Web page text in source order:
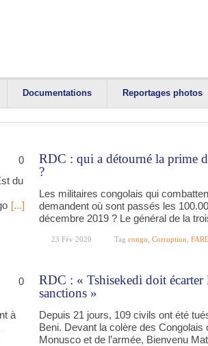
Documentations Reportages photos
0
du
[...]
RDC : qui a détourné la prime
?
Les militaires congolais qui
demandent où sont passés les
décembre 2019 ? Le général de la
23 Fév 2020 Tag congo Corruption
0
à
RDC : « Tshisekedi doit écarter
sanctions »
Depuis 21 jours, 109 civils ont été
Beni. Devant la colère des Congolais
Monusco et de l’armée, Bienvenu